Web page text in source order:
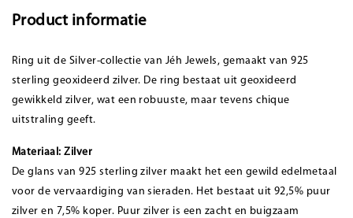
Product informatie
Ring uit de Silver-collectie van Jéh Jewels, gemaakt van 925
sterling geoxideerd zilver. De ring bestaat uit geoxideerd
gewikkeld zilver, wat een robuuste, maar tevens chique
uitstraling geeft.
Materiaal: Zilver
De glans van 925 sterling zilver maakt het een gewild edelmetaal
voor de vervaardiging van sieraden. Het bestaat uit 92,5% puur
zilver en 7,5% koper. Puur zilver is een zacht en buigzaam